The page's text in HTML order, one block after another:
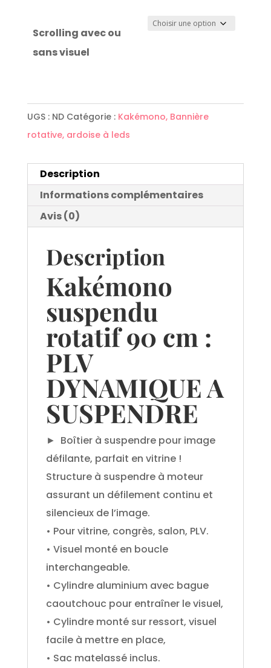
Scrolling avec ou
sans visuel
UGS : ND Catégorie : Kakémono, Bannière
rotative, ardoise à leds
Description
Informations complémentaires
Avis (0)
Description
Kakémono
suspendu
rotatif 90 cm :
PLV
DYNAMIQUE A
SUSPENDRE
► Boîtier à suspendre pour image
défilante, parfait en vitrine !
Structure à suspendre à moteur
assurant un défilement continu et
silencieux de l’image.
• Pour vitrine, congrès, salon, PLV.
• Visuel monté en boucle
interchangeable.
• Cylindre aluminium avec bague
caoutchouc pour entraîner le visuel,
• Cylindre monté sur ressort, visuel
facile à mettre en place,
• Sac matelassé inclus.